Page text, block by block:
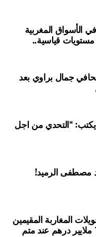
الأسواق المغربية
مستويات قياسية..
جمال براوي بعد
“التحدي من اجل
مصطفى الرميد!
المغاربة المقيمين
بالخارج تفوق 108 ملايير درهم عند متم